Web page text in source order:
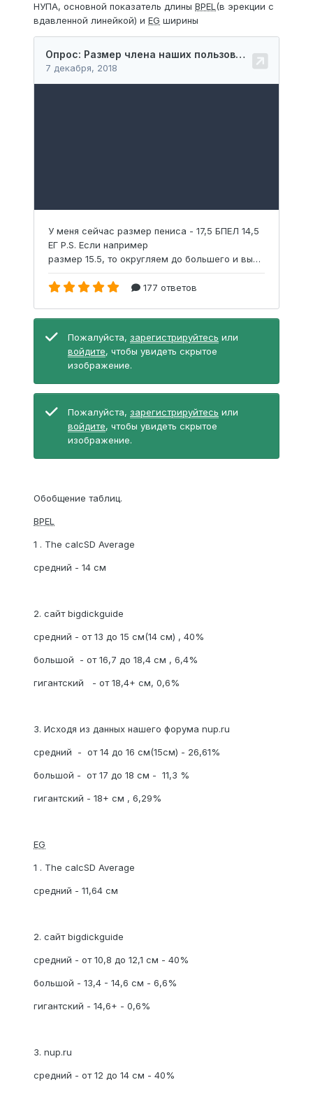
НУПА, основной показатель длины BPEL(в эрекции с
вдавленной линейкой) и EG ширины
Пожалуйста, зарегистрируйтесь или
войдите, чтобы увидеть скрытое
изображение.
Пожалуйста, зарегистрируйтесь или
войдите, чтобы увидеть скрытое
изображение.
Обобщение таблиц.
BPEL
1 . The calcSD Average
средний - 14 см
2. сайт bigdickguide
средний - от 13 до 15 см(14 см) , 40%
большой - от 16,7 до 18,4 см , 6,4%
гигантский - от 18,4+ см, 0,6%
3. Исходя из данных нашего форума nup.ru
средний - от 14 до 16 см(15см) - 26,61%
большой - от 17 до 18 см - 11,3 %
гигантский - 18+ см , 6,29%
EG
1 . The calcSD Average
средний - 11,64 см
2. сайт bigdickguide
средний - от 10,8 до 12,1 см - 40%
большой - 13,4 - 14,6 см - 6,6%
гигантский - 14,6+ - 0,6%
3. nup.ru
средний - от 12 до 14 см - 40%